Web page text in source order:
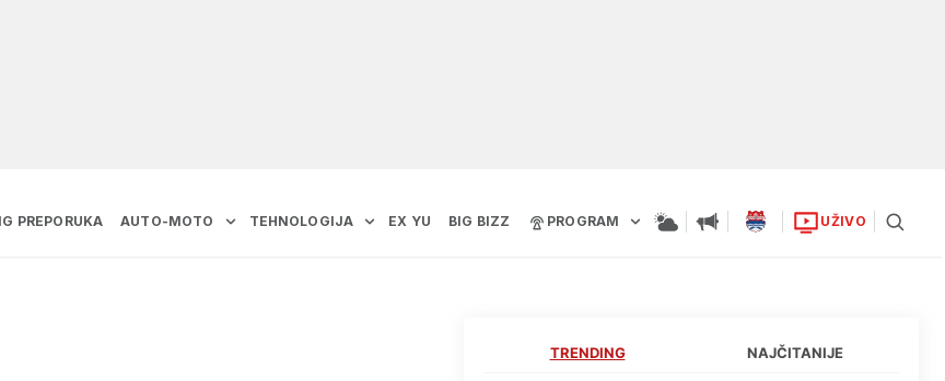
PREPORUKA AUTO-MOTO TEHNOLOGIJA EX YU BIG BIZZ PROGRAM UŽIVO
TRENDING NAJČITANIJE